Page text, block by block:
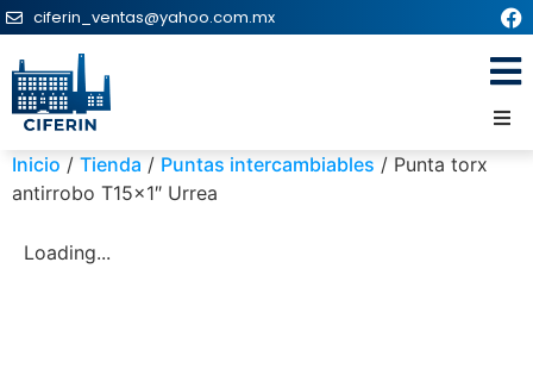
ciferin_ventas@yahoo.com.mx
Inicio / Tienda / Puntas intercambiables / Punta torx
antirrobo T15x1″ Urrea
Loading...